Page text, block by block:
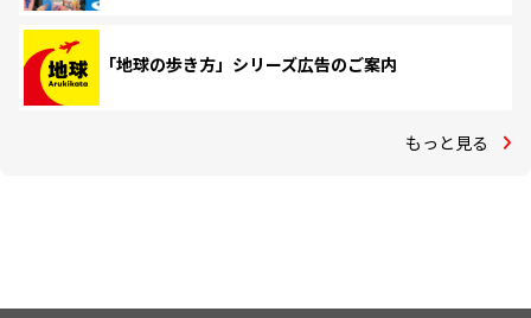
「地球の歩き方」シリーズ広告のご案内
もっと見る